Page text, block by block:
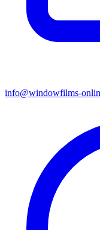
info@windowfilms-